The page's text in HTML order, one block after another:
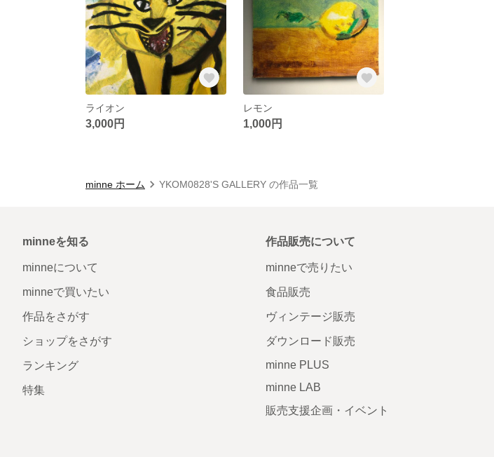
ライオン
3,000円
レモン
1,000円
minne ホーム YKOM0828'S GALLERY の作品一覧
minneを知る
minneについて
minneで買いたい
作品をさがす
ショップをさがす
ランキング
特集
作品販売について
minneで売りたい
食品販売
ヴィンテージ販売
ダウンロード販売
minne PLUS
minne LAB
販売支援企画・イベント